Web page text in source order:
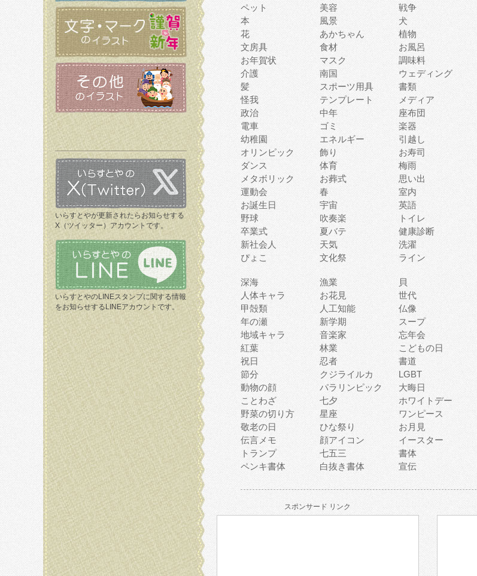
いらすとやが更新されたらお知らせする
X（ツイッター）アカウントです。
いらすとやのLINEスタンプに関する情報
をお知らせするLINEアカウントです。
ペット
美容 戦争
本
風景 犬
花
あかちゃん 植物
文房具
食材 お風呂
お年賀状
マスク 調味料
介護
南国 ウェディング
髪
スポーツ用具 書類
怪我
テンプレート メディア
政治
中年 座布団
電車
ゴミ 楽器
幼稚園
エネルギー 引越し
オリンピック
飾り お寿司
ダンス
体育 梅雨
メタボリック
お葬式 思い出
運動会
春 室内
お誕生日
宇宙 英語
野球
吹奏楽 トイレ
卒業式
夏バテ 健康診断
新社会人
天気 洗濯
ぴょこ
文化祭 ライン
深海
漁業 貝
人体キャラ
お花見 世代
甲殻類
人工知能 仏像
年の瀬
新学期 スープ
地域キャラ
音楽家 忘年会
紅葉
林業 こどもの日
祝日
忍者 書道
節分
クジライルカ LGBT
動物の顔
パラリンピック 大晦日
ことわざ
七夕 ホワイトデー
野菜の切り方
星座 ワンピース
敬老の日
ひな祭り お月見
伝言メモ
顔アイコン イースター
トランプ
七五三 書体
ペンキ書体
白抜き書体 宣伝
スポンサード リンク